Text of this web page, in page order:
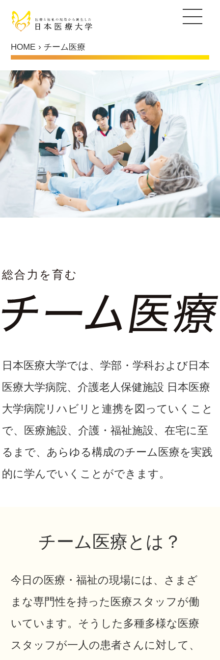
日本医療大学について
ヒューマンデザイン学部
総合福祉学部
通信教育部
キャリア教育支援
キャリアセンター
就職実績
国家試験対策支援
キャリア・アップ支援
センタースタッフ紹介
採用ご担当者の皆さま
保護者の皆さま
図書館 認知症研究所 社会貢献 採用情報
情報公開 関連グループ アクセス お問い合わせ
HOME チーム医療
日本医療大学では、学部・学科および日本
医療大学病院、介護老人保健施設 日本医療
大学病院リハビリと連携を図っていくこと
で、医療施設、介護・福祉施設、在宅に至
るまで、あらゆる構成のチーム医療を実践
的に学んでいくことができます。
チーム医療とは？
今日の医療・福祉の現場には、さまざ
まな専門性を持った医療スタッフが働
いています。 そうした多種多様な医療
スタッフが一人の患者さんに対して、